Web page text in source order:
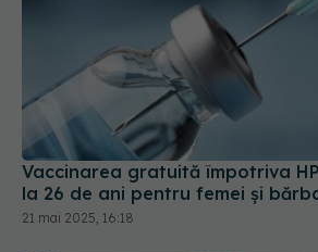
Vaccinarea gratuită împotriva
la 26 de ani pentru femei și
21 mai 2025, 16:18